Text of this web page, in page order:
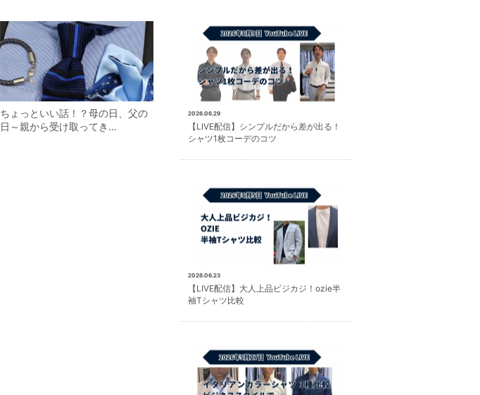
ちょっといい話！？母の日、父の
日～親から受け取ってき…
2026.06.29
【LIVE配信】シンプルだから差が出る！
シャツ1枚コーデのコツ
2026.06.23
【LIVE配信】大人上品ビジカジ！ozie半
袖Tシャツ比較